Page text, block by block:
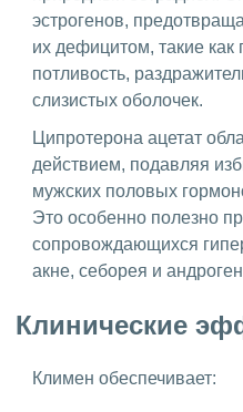
эстрогенов,
их дефицитом, такие
потливость,
слизистых оболочек.
Ципротерона ацетат
действием, подавляя
мужских половых
Это особенно полезно
сопровождающихся
акне, себорея и
Клинические
Климен обеспечивает: